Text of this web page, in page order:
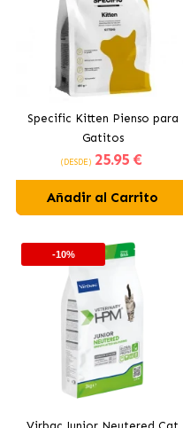
Specific Kitten Pienso para
Gatitos
(DESDE) 25.95 €
Añadir al Carrito
-10%
Virbac Junior Neutered Cat